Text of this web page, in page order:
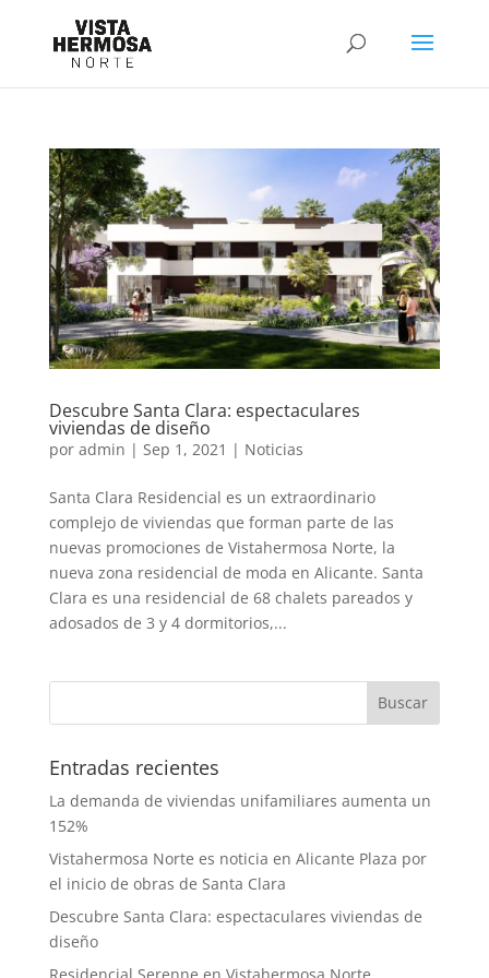
Descubre Santa Clara: espectaculares
viviendas de diseño
por admin | Sep 1, 2021 | Noticias
Santa Clara Residencial es un extraordinario
complejo de viviendas que forman parte de las
nuevas promociones de Vistahermosa Norte, la
nueva zona residencial de moda en Alicante. Santa
Clara es una residencial de 68 chalets pareados y
adosados de 3 y 4 dormitorios,...
Entradas recientes
La demanda de viviendas unifamiliares aumenta un
152%
Vistahermosa Norte es noticia en Alicante Plaza por
el inicio de obras de Santa Clara
Descubre Santa Clara: espectaculares viviendas de
diseño
Residencial Serenne en Vistahermosa Norte,